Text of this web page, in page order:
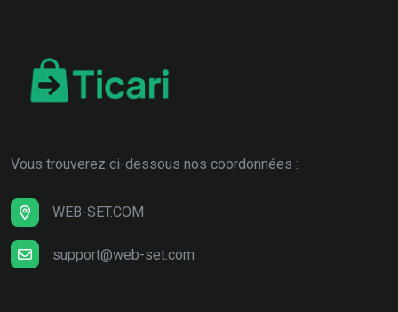
Vous trouverez ci-dessous nos coordonnées :
WEB-SET.COM
support@web-set.com